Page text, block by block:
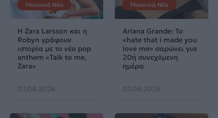
Μουσικά Νέα
Η Zara Larsson και η
Robyn γράφουν
ιστορία με το νέο pop
anthem «Talk to me,
Zara»
07.08.2026
Μουσικά Νέα
Ariana Grande: Το
«hate that i made you
love me» σαρώνει για
20ή συνεχόμενη
ημέρα
07.08.2026